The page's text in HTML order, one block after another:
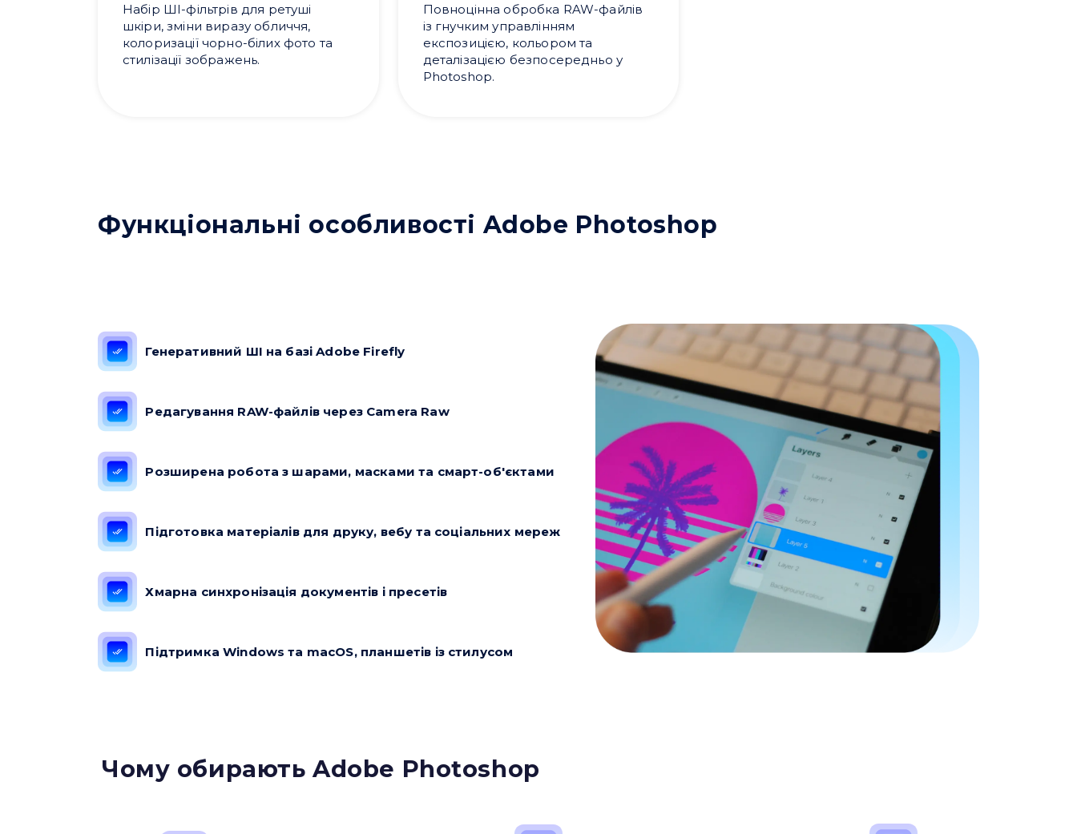
Набір ШІ-фільтрів для ретуші
шкіри, зміни виразу обличчя,
колоризації чорно-білих фото та
стилізації зображень.
Повноцінна обробка RAW-файлів
із гнучким управлінням
експозицією, кольором та
деталізацією безпосередньо у
Photoshop.
Функціональні особливості Adobe Photoshop
Генеративний ШІ на базі Adobe Firefly
Редагування RAW-файлів через Camera Raw
Розширена робота з шарами, масками та смарт-об'єктами
Підготовка матеріалів для друку, вебу та соціальних мереж
Хмарна синхронізація документів і пресетів
Підтримка Windows та macOS, планшетів із стилусом
Чому обирають Adobe Photoshop